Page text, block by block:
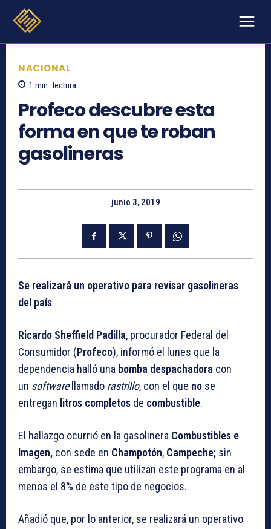
NACIONAL
1 min. lectura
Profeco descubre esta
forma en que te roban
gasolineras
junio 3, 2019
Se realizará un operativo para revisar gasolineras
del país
Ricardo Sheffield Padilla, procurador Federal del
Consumidor (Profeco), informó el lunes que la
dependencia halló una bomba despachadora con
un softwarellamado rastrillo, con el que no se
entregan litros completos de combustible.
El hallazgo ocurrió en la gasolinera Combustibles e
Imagen, con sede en Champotón, Campeche; sin
embargo, se estima que utilizan este programa en al
menos el 8% de este tipo de negocios.
Añadió que, por lo anterior, se realizará un operativo